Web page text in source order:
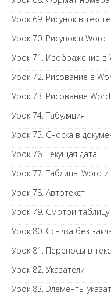
Урок 69. Рисунок в тексте
Урок 70. Рисунок в Word
Урок 71. Изображение в
Урок 72. Рисование в
Урок 73. Рисование Word
Урок 74. Табуляция
Урок 75. Сноска в
Урок 76. Текущая дата
Урок 77. Таблицы Word и
Урок 78. Автотекст
Урок 79. Смотри таблицу
Урок 80. Ссылка без
Урок 81. Переносы в
Урок 82. Указатели
Урок 83. Элементы